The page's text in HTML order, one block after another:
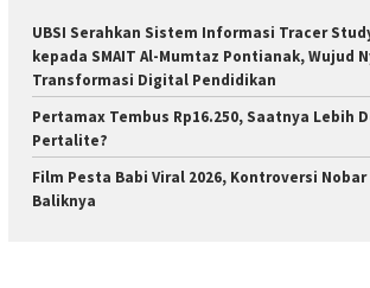
UBSI Serahkan Sistem Informasi Tracer
kepada SMAIT Al-Mumtaz Pontianak, Wujud
Transformasi Digital Pendidikan
Pertamax Tembus Rp16.250, Saatnya Lebih
Pertalite?
Film Pesta Babi Viral 2026, Kontroversi
Baliknya